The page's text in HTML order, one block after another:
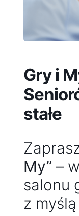
Gry i
stałe
My” –
salonu
z